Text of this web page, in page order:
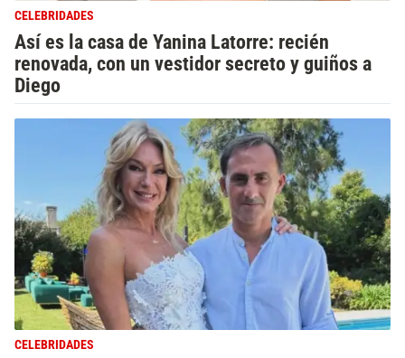
CELEBRIDADES
Así es la casa de Yanina Latorre: recién
renovada, con un vestidor secreto y guiños a
Diego
CELEBRIDADES